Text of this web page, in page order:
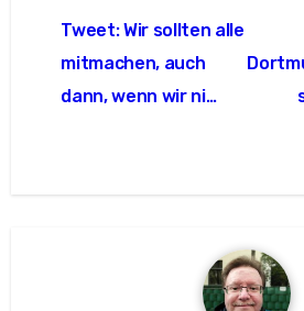
Tweet: Wir sollten alle
mitmachen, auch
dann, wenn wir ni…